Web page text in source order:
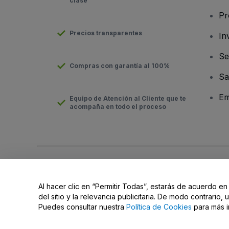
Precios transparentes
Compras con garantía al 100%
Equipo de Atención al Cliente que te
acompaña en todo el proceso
No compartir mi información personal ni tus opciones de
Al hacer clic en “Permitir Todas”, estarás de acuerdo
del sitio y la relevancia publicitaria. De modo contrario,
Puedes consultar nuestra Política de Cookies para más